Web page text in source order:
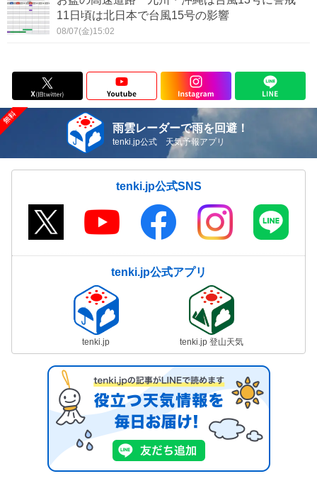
11日頃は北日本で台風15号の影響
08/07(金)15:02
雨雲レーダーで雨を回避！
tenki.jp公式 天気予報アプリ
tenki.jp公式SNS
tenki.jp公式アプリ
tenki.jp tenki.jp 登山天気